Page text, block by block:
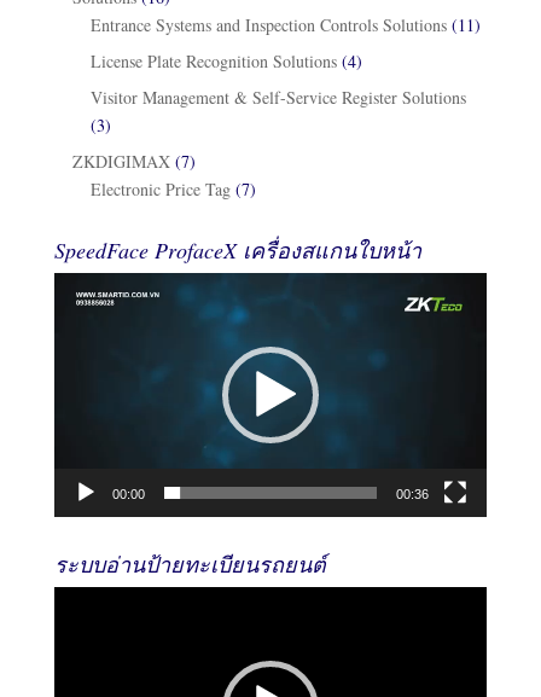
Entrance Systems and Inspection Controls Solutions (11)
License Plate Recognition Solutions (4)
Visitor Management & Self-Service Register Solutions
(3)
ZKDIGIMAX (7)
Electronic Price Tag (7)
SpeedFace ProfaceX เครื่องสแกนใบหน้า
00:00 00:36
ระบบอ่านป้ายทะเบียนรถยนต์